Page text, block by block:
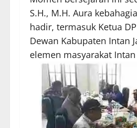
S.H., M.H. Aura
hadir, termasuk Ketua
Dewan Kabupaten Intan
elemen masyarakat